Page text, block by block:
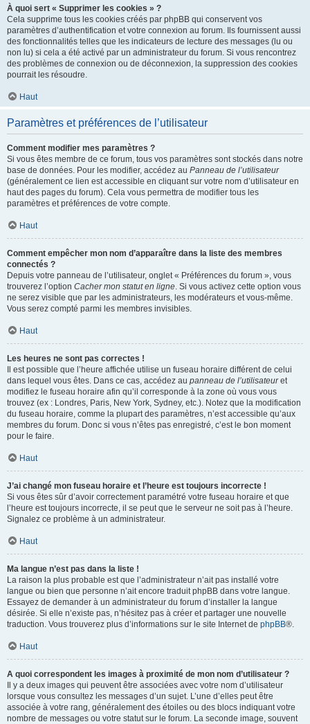
À quoi sert « Supprimer les cookies » ?
Cela supprime tous les cookies créés par phpBB qui conservent vos
paramètres d’authentification et votre connexion au forum. Ils fournissent aussi
des fonctionnalités telles que les indicateurs de lecture des messages (lu ou
non lu) si cela a été activé par un administrateur du forum. Si vous rencontrez
des problèmes de connexion ou de déconnexion, la suppression des cookies
pourrait les résoudre.
Haut
Paramètres et préférences de l’utilisateur
Comment modifier mes paramètres ?
Si vous êtes membre de ce forum, tous vos paramètres sont stockés dans notre
base de données. Pour les modifier, accédez au Panneau de l’utilisateur
(généralement ce lien est accessible en cliquant sur votre nom d’utilisateur en
haut des pages du forum). Cela vous permettra de modifier tous les
paramètres et préférences de votre compte.
Haut
Comment empêcher mon nom d’apparaître dans la liste des membres
connectés ?
Depuis votre panneau de l’utilisateur, onglet « Préférences du forum », vous
trouverez l’option Cacher mon statut en ligne. Si vous activez cette option vous
ne serez visible que par les administrateurs, les modérateurs et vous-même.
Vous serez compté parmi les membres invisibles.
Haut
Les heures ne sont pas correctes !
Il est possible que l’heure affichée utilise un fuseau horaire différent de celui
dans lequel vous êtes. Dans ce cas, accédez au panneau de l’utilisateuret
modifiez le fuseau horaire afin qu’il corresponde à la zone où vous vous
trouvez (ex : Londres, Paris, New York, Sydney, etc.). Notez que la modification
du fuseau horaire, comme la plupart des paramètres, n’est accessible qu’aux
membres du forum. Donc si vous n’êtes pas enregistré, c’est le bon moment
pour le faire.
Haut
J’ai changé mon fuseau horaire et l’heure est toujours incorrecte !
Si vous êtes sûr d’avoir correctement paramétré votre fuseau horaire et que
l’heure est toujours incorrecte, il se peut que le serveur ne soit pas à l’heure.
Signalez ce problème à un administrateur.
Haut
Ma langue n’est pas dans la liste !
La raison la plus probable est que l’administrateur n’ait pas installé votre
langue ou bien que personne n’ait encore traduit phpBB dans votre langue.
Essayez de demander à un administrateur du forum d’installer la langue
désirée. Si elle n’existe pas, n’hésitez pas à créer et partager une nouvelle
traduction. Vous trouverez plus d’informations sur le site Internet de phpBB®.
Haut
A quoi correspondent les images à proximité de mon nom d’utilisateur ?
Il y a deux images qui peuvent être associées avec votre nom d’utilisateur
lorsque vous consultez les messages d’un sujet. L’une d’elles peut être
associée à votre rang, généralement des étoiles ou des blocs indiquant votre
nombre de messages ou votre statut sur le forum. La seconde image, souvent